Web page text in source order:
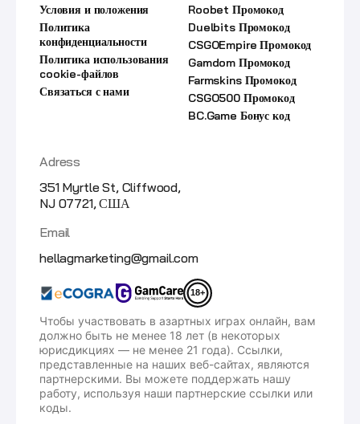
Условия и положения
Политика
конфиденциальности
Политика использования
cookie-файлов
Связаться с нами
Roobet Промокод
Duelbits Промокод
CSGOEmpire Промокод
Gamdom Промокод
Farmskins Промокод
CSGO500 Промокод
BC.Game Бонус код
Adress
351 Myrtle St, Cliffwood,
NJ 07721, США
Email
hellagmarketing@gmail.com
18+
Чтобы участвовать в азартных играх онлайн, вам
должно быть не менее 18 лет (в некоторых
юрисдикциях — не менее 21 года). Ссылки,
представленные на наших веб-сайтах, являются
партнерскими. Вы можете поддержать нашу
работу, используя наши партнерские ссылки или
коды.